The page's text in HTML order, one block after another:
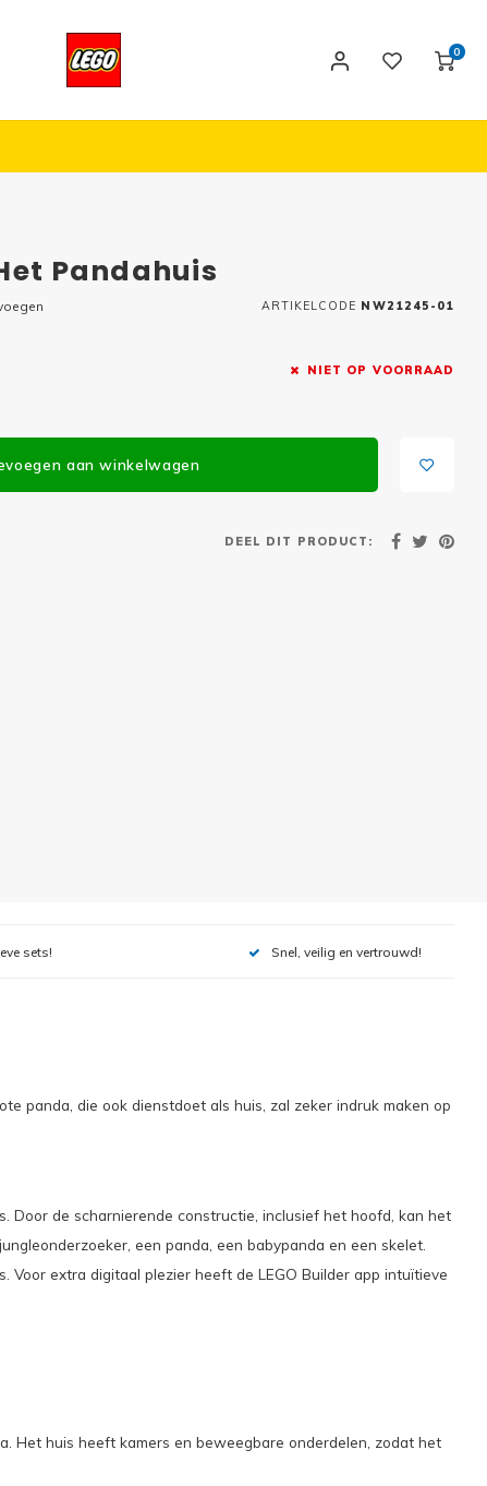
0
Pandahuis
ARTIKELCODE NW21245-01
NIET OP VOORRAAD
aan winkelwagen
DEEL DIT PRODUCT:
sets! Snel, veilig en vertrouwd!
panda, die ook dienstdoet als huis, zal zeker indruk maken op
Door de scharnierende constructie, inclusief het hoofd, kan het
een panda, een babypanda en een skelet.
extra digitaal plezier heeft de LEGO Builder app intuïtieve
Het huis heeft kamers en beweegbare onderdelen, zodat het